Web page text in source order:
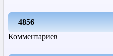
4856
Комментариев